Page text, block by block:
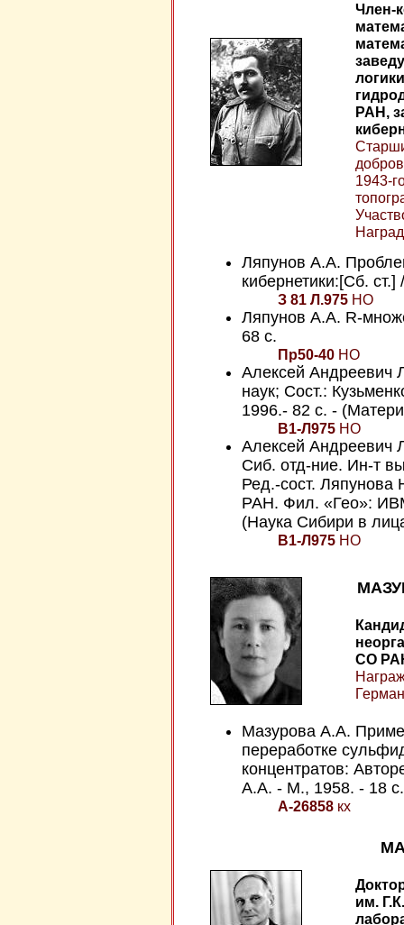
Член-
РАН,
1943-
Ляпунов А.А.
кибернетики:[Сб.
З 81 Л.975НО
Ляпунов А.А. R-
68 с.
Пр50-40НО
Алексей Андреевич
наук; Сост.:
1996.- 82 c. -
В1-Л975НО
Алексей Андреевич
Сиб. отд-ние. Ин-т
Ред.-сост.
РАН. Фил. «Гео»:
(Наука Сибири в
В1-Л975НО
СО
Мазурова А.А.
переработке
концентратов:
А.А. - М., 1958. - 18 с.
А-26858кх
им.